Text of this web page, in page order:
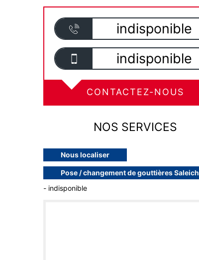
indisponible
indisponible
CONTACTEZ-NOUS
NOS SERVICES
Nous localiser
Pose / changement de gouttières Saleich
- indisponible